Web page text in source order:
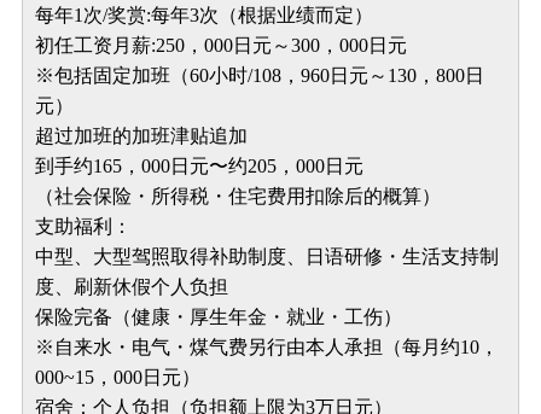
每年1次/奖赏:每年3次（根据业绩而定）
初任工资月薪:250，000日元～300，000日元
※包括固定加班（60小时/108，960日元～130，800日
元）
超过加班的加班津贴追加
到手约165，000日元〜约205，000日元
（社会保险・所得税・住宅费用扣除后的概算）
支助福利：
中型、大型驾照取得补助制度、日语研修・生活支持制
度、刷新休假个人负担
保险完备（健康・厚生年金・就业・工伤）
※自来水・电气・煤气费另行由本人承担（每月约10，
000~15，000日元）
宿舍：个人负担（负担额上限为3万日元）